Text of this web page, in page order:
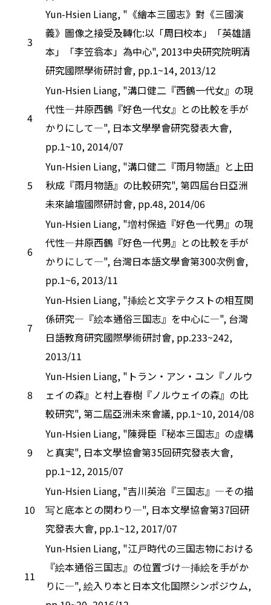
3
Yun-Hsien Liang, "《繪本三國志》對《三國演
義》圖像之接受及轉化:以「周曰校本」「英雄譜
本」「李笠翁本」為中心", 2013中央研究院明清
研究國際學術研討會, pp.1~14, 2013/12
4
Yun-Hsien Liang, "溝口健二『西鶴一代女』の現
代性―井原西鶴『好色一代女』との比較を手が
かりにして―", 日本文學學會研究發表大會,
pp.1~10, 2014/07
5
Yun-Hsien Liang, "溝口健二『雨月物語』と上田
秋成『雨月物語』の比較研究", 第四屆台日亞洲
未來論壇國際研討會, pp.48, 2014/06
6
Yun-Hsien Liang, "増村保造『好色一代男』の現
代性―井原西鶴『好色一代男』との比較を手が
かりにして―", 台灣日本語文學會第300次例會,
pp.1~6, 2013/11
7
Yun-Hsien Liang, "挿絵と文字テクストの相互関
係研究―『絵本通俗三国志』を中心に―", 台灣
日語教育研究國際學術研討會, pp.233~242,
2013/11
8
Yun-Hsien Liang, "トラン・アン・ユン『ノルウ
ェイの森』と村上春樹『ノルウェイの森』の比
較研究", 第二屆亞洲未來會議, pp.1~10, 2014/08
9
Yun-Hsien Liang, "陳舜臣『秘本三国志』の虚構
と真実", 日本文學協會第35回研究發表大會,
pp.1~12, 2015/07
10
Yun-Hsien Liang, "吉川英治『三国志』―その描
写と底本との関わり―", 日本文學協會第37回研
究發表大會, pp.1~12, 2017/07
11
Yun-Hsien Liang, "江戸時代の三国志物における
『絵本通俗三国志』の位置づけ―挿絵を手がか
りに―", 絵入り本と日本文化国際シンポジウム,